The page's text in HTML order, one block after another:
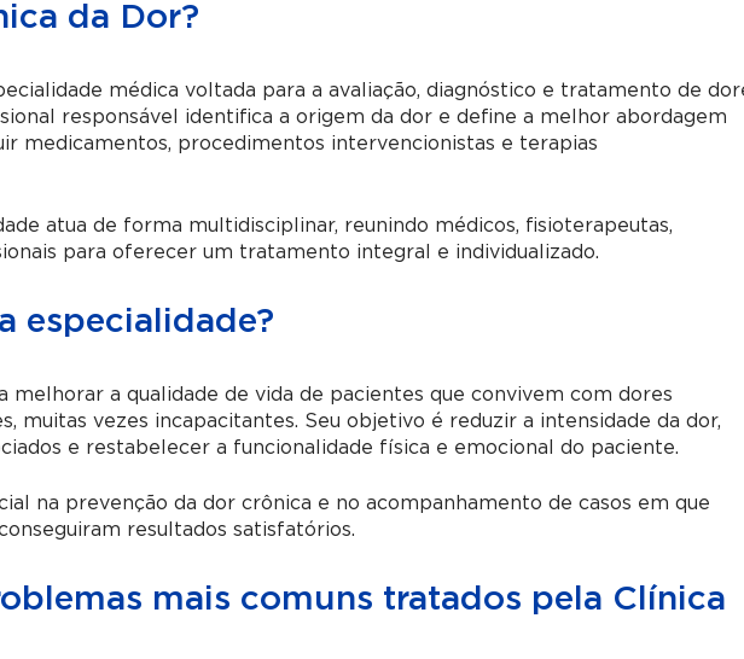
da Dor?
médica voltada para a avaliação, diagnóstico e tratamento de
responsável identifica a origem da dor e define a melhor abordagem
medicamentos, procedimentos intervencionistas e terapias
atua de forma multidisciplinar, reunindo médicos, fisioterapeutas,
para oferecer um tratamento integral e individualizado.
especialidade?
melhorar a qualidade de vida de pacientes que convivem com dores
muitas vezes incapacitantes. Seu objetivo é reduzir a intensidade da dor,
e restabelecer a funcionalidade física e emocional do paciente.
na prevenção da dor crônica e no acompanhamento de casos em que
resultados satisfatórios.
mais comuns tratados pela Clínica